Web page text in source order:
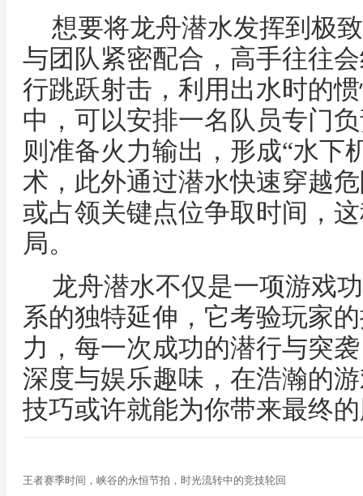
想要将龙舟潜水发挥到极
与团队紧密配合，高手往往
行跳跃射击，利用出水时的
中，可以安排一名队员专门
则准备火力输出，形成“水下
术，此外通过潜水快速穿越
或占领关键点位争取时间，
局。
龙舟潜水不仅是一项游戏
系的独特延伸，它考验玩家
力，每一次成功的潜行与突
深度与娱乐趣味，在浩瀚的
技巧或许就能为你带来最终
王者赛季时间，峡谷的永恒节拍，时光流转中的竞技轮回